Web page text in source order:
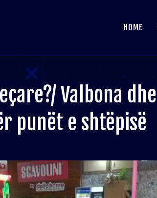
HOME
Valbona dhe
punët e shtëpisë